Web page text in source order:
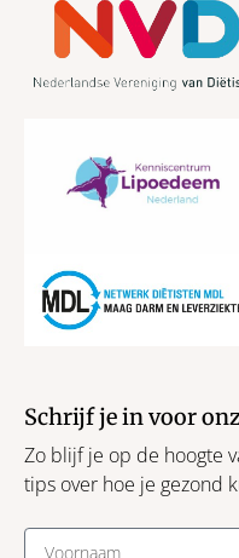
Schrijf je in voor
Zo blijf je op de hoogte
tips over hoe je gezond